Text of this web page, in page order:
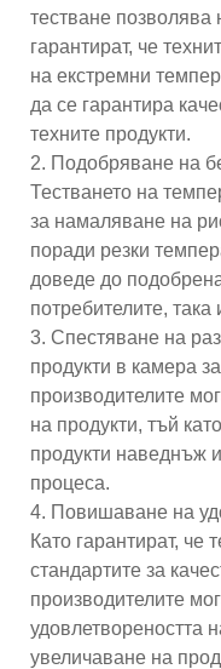
тестване позволява
гарантират, че
на екстремни
да се гарантира
техните продукти.
2. Подобряване на
Тестването на
за намаляване на
поради резки
доведе до
потребителите, така
3. Спестяване на
продукти в камера
производителите
на продукти, тъй
продукти наведнъж
процеса.
4. Повишаване на
Като гарантират, че
стандартите за
производителите
удовлетвореността
увеличаване на